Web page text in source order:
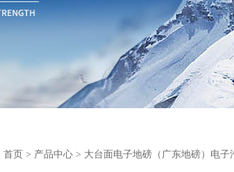
首页 > 产品中心 > 大台面电子地磅（广东地磅）电子